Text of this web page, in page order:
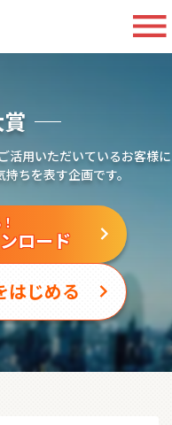
用いただいているお客様に
ちを表す企画です。
ロード
はじめる